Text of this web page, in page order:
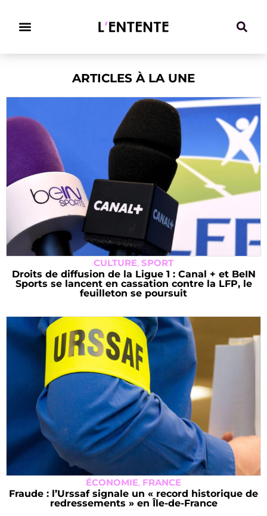
ARTICLES À LA UNE
CULTURE, SPORT
Droits de diffusion de la Ligue 1 : Canal + et BeIN
Sports se lancent en cassation contre la LFP, le
feuilleton se poursuit
ÉCONOMIE, FRANCE
Fraude : l’Urssaf signale un « record historique de
redressements » en Île-de-France